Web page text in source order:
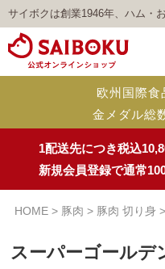
サイボクは創業1946年、ハム・
欧州国際食
金メダル総
1配送先につき税込
新規会員登録で通常
HOME 豚肉 豚肉 切り身
スーパーゴールデ